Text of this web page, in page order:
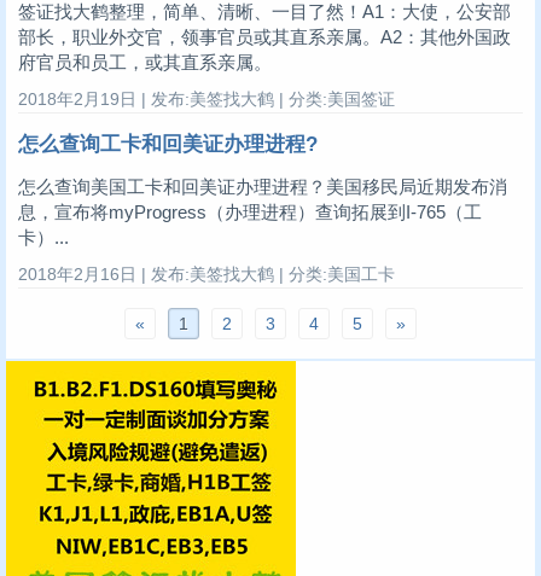
签证找大鹤整理，简单、清晰、一目了然！A1：大使，公安部
部长，职业外交官，领事官员或其直系亲属。A2：其他外国政
府官员和员工，或其直系亲属。
2018年2月19日 | 发布:美签找大鹤 | 分类:美国签证
怎么查询工卡和回美证办理进程?
怎么查询美国工卡和回美证办理进程？美国移民局近期发布消
息，宣布将myProgress（办理进程）查询拓展到I-765（工
卡）...
2018年2月16日 | 发布:美签找大鹤 | 分类:美国工卡
« 1 2 3 4 5 »